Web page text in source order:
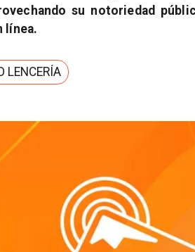
su notoriedad
línea.
LENCERÍA